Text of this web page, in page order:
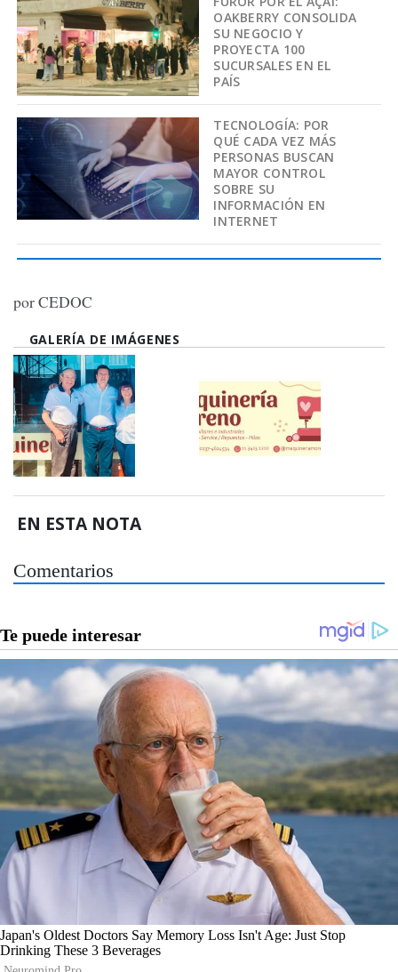
OAKBERRY CONSOLIDA
SU NEGOCIO Y
PROYECTA 100
SUCURSALES EN EL
PAÍS
TECNOLOGÍA: POR
QUÉ CADA VEZ MÁS
PERSONAS BUSCAN
MAYOR CONTROL
SOBRE SU
INFORMACIÓN EN
INTERNET
por CEDOC
GALERÍA DE IMÁGENES
EN ESTA NOTA
Comentarios